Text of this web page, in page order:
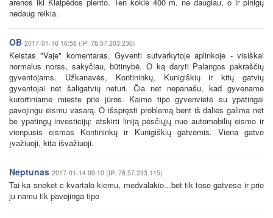
nedaug reikia.
OB 2017-01-16 16:58 (IP: 78.57.203.236)
Keistas "Vaje" komentaras. Gyventi sutvarkytoje aplinkoje - visiškai
normalus noras, sakyčiau, būtinybė. O ką daryti Palangos pakraščių
gyventojams. Užkanavės, Kontininkų, Kunigiškių ir kitų gatvių
gyventojai net šaligatvių neturi. Čia net nepanašu, kad gyvename
kurortiniame mieste prie jūros. Kaimo tipo gyvenvietė su ypatingai
pavojingu eismu vasarą. O išspręsti problemą bent iš dalies galima net
be ypatingų investicijų: atskirti liniją pėsčiųjų nuo automobilių eismo ir
vienpusis eismas Kontininkų ir Kunigiškių gatvėmis. Viena gatve
įvažiuoji, kita išvažiuoji.
Neptunas 2017-01-14 09:10 (IP: 78.57.233.115)
Tai ka sneket c kvartalo kiemu, medvalakio...bet tik tose gatvese ir prie
ju namu tik pavojinga tipo